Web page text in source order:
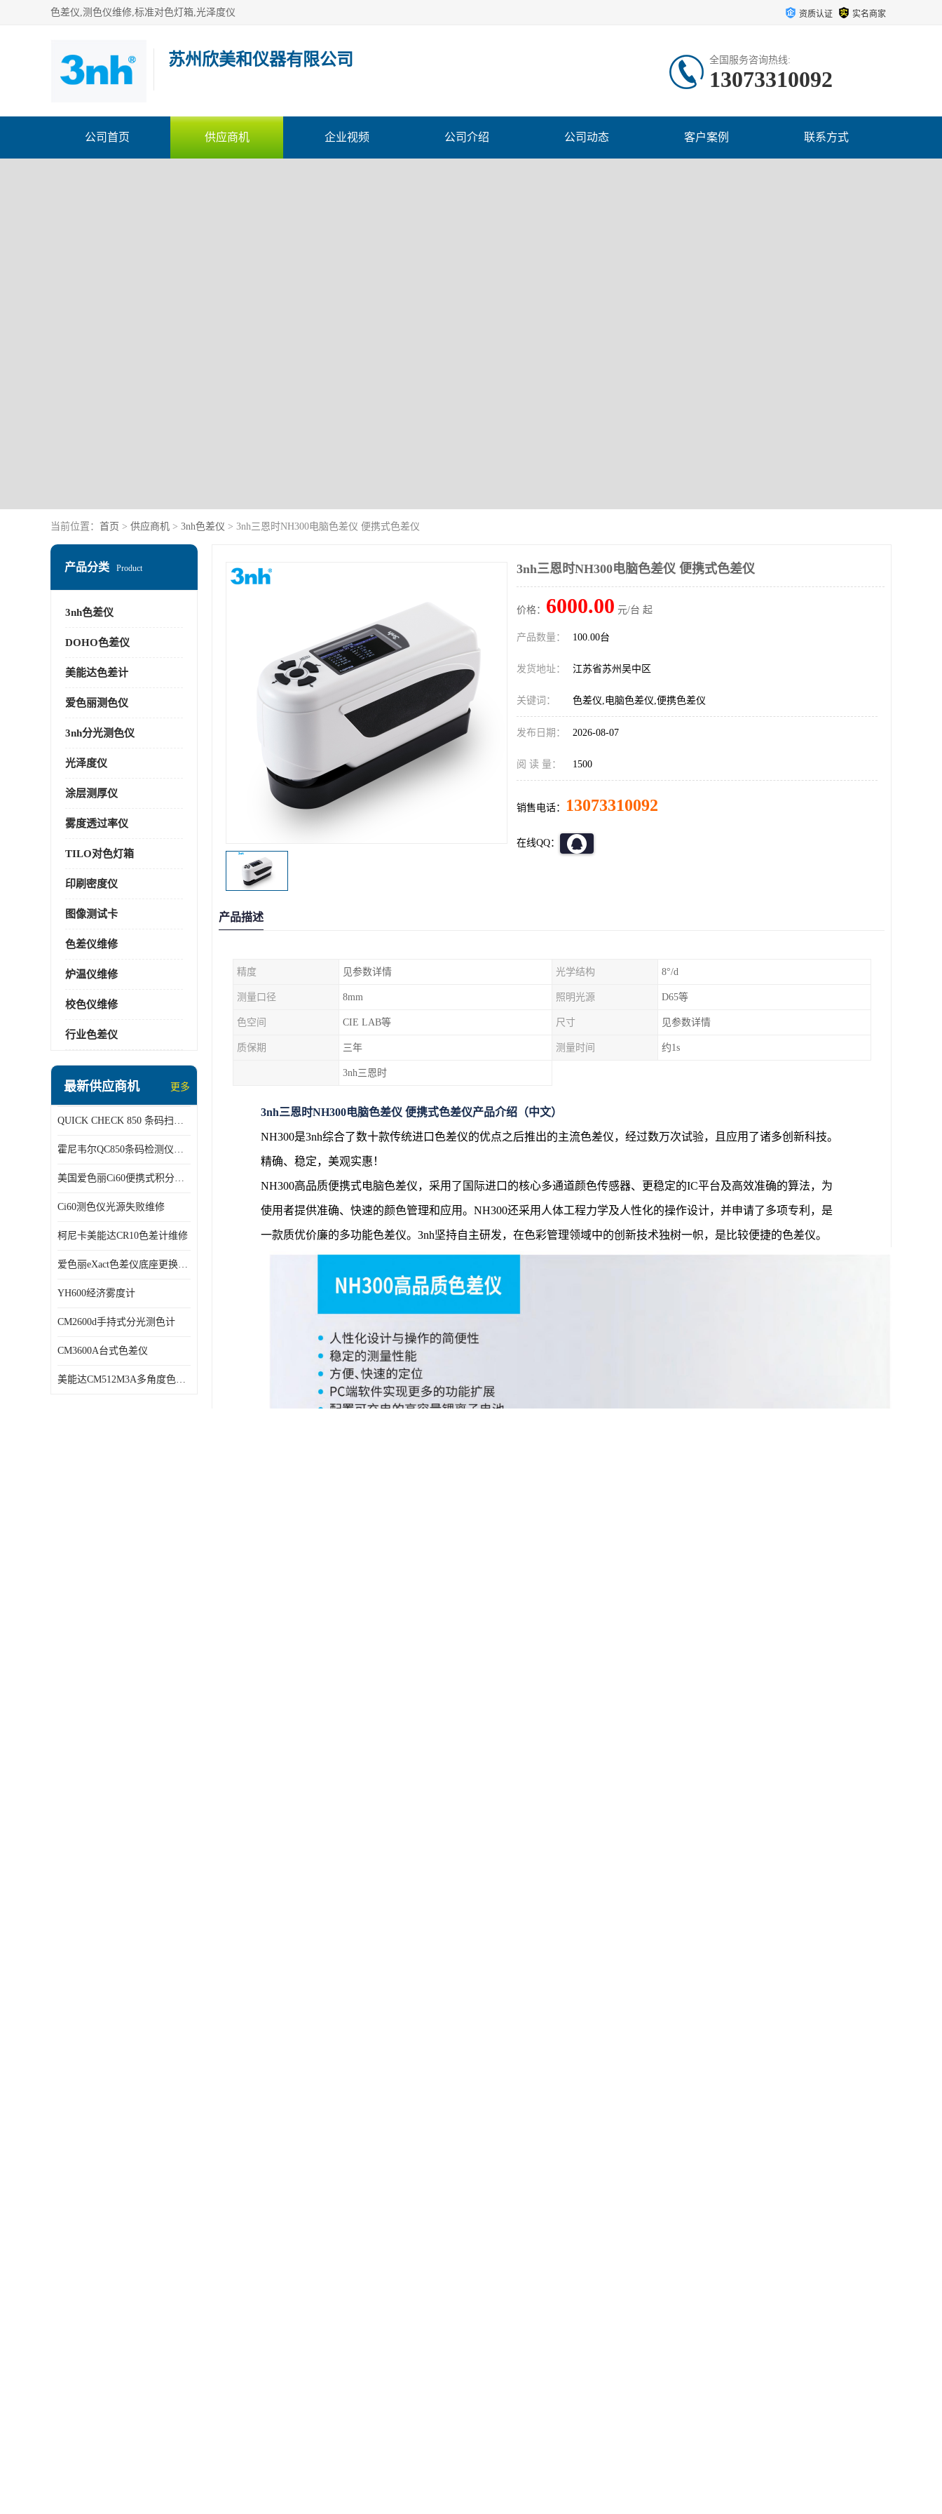
色差仪,测色仪维修,标准对色灯箱,光泽度仪 资质认证 实名商家
苏州欣美和仪器有限公司 全国服务咨询热线:
13073310092
公司首页 供应商机 企业视频 公司介绍 公司动态 客户案例 联系方式
当前位置： 首页 > 供应商机 > 3nh色差仪 > 3nh三恩时NH300电脑色差仪 便携式色差仪
产品分类 Product
3nh色差仪
DOHO色差仪
美能达色差计
爱色丽测色仪
3nh分光测色仪
光泽度仪
涂层测厚仪
雾度透过率仪
TILO对色灯箱
印刷密度仪
图像测试卡
色差仪维修
炉温仪维修
校色仪维修
行业色差仪
最新供应商机 更多
QUICK CHECK 850 条码扫描仪维修
霍尼韦尔QC850条码检测仪维修
美国爱色丽Ci60便携式积分球分光光度仪
Ci60测色仪光源失败维修
柯尼卡美能达CR10色差计维修
爱色丽eXact色差仪底座更换维修
YH600经济雾度计
CM2600d手持式分光测色计
CM3600A台式色差仪
美能达CM512M3A多角度色差仪维修
3nh三恩时NH300电脑色差仪 便携式色差仪
价格： 6000.00 元/台 起
产品数量： 100.00台
发货地址： 江苏省苏州吴中区
关键词： 色差仪,电脑色差仪,便携色差仪
发布日期： 2026-08-07
阅 读 量： 1500
销售电话： 13073310092
在线QQ：
产品描述
精度 见参数详情 光学结构 8°/d
测量口径 8mm 照明光源 D65等
色空间 CIE LAB等 尺寸 见参数详情
质保期 三年 测量时间 约1s
3nh三恩时
3nh三恩时NH300电脑色差仪 便携式色差仪产品介绍（中文）
NH300是3nh综合了数十款传统进口色差仪的优点之后推出的主流色差仪，经过数万次试验，且应用了诸多创新科技。
精确、稳定，美观实惠！
NH300高品质便携式电脑色差仪，采用了国际进口的核心多通道颜色传感器、更稳定的IC平台及高效准确的算法，为
使用者提供准确、快速的颜色管理和应用。NH300还采用人体工程力学及人性化的操作设计，并申请了多项专利，是
一款质优价廉的多功能色差仪。3nh坚持自主研发，在色彩管理领域中的创新技术独树一帜，是比较便捷的色差仪。